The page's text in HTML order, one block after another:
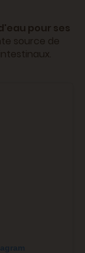
pour ses
source de